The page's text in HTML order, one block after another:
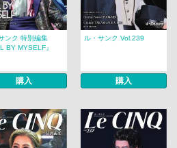
ンク 特別編集
BY MYSELF』
購入
ル・サンク Vol.239
購入